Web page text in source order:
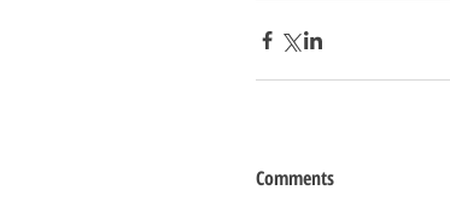
Comments